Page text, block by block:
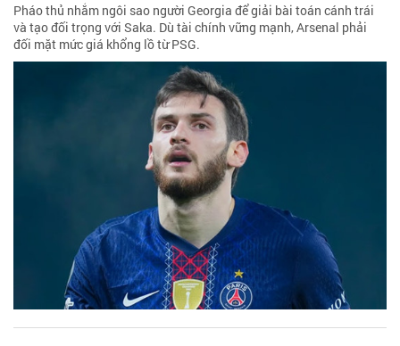
Pháo thủ nhắm ngôi sao người Georgia để giải bài toán cánh trái
và tạo đối trọng với Saka. Dù tài chính vững mạnh, Arsenal phải
đối mặt mức giá khổng lồ từ PSG.